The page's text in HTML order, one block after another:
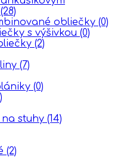
(28)
obliečky (0)
s výšivkou (0)
(2)
(7)
(0)
stuhy (14)
(2)